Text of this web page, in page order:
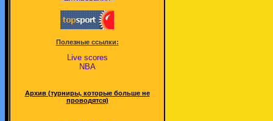
Полезные ссылки:
Live scores
NBA
Архив (турниры, которые больше не
проводятся)